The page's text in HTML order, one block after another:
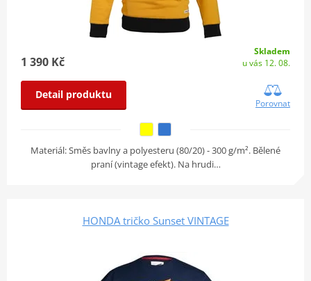
1 390 Kč
Skladem
u vás 12. 08.
Detail produktu
Porovnat
Materiál: Směs bavlny a polyesteru (80/20) - 300 g/m². Bělené
praní (vintage efekt). Na hrudi…
HONDA tričko Sunset VINTAGE